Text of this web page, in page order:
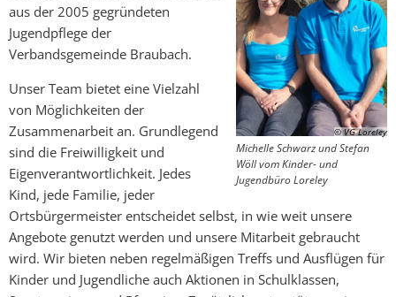
© VG Loreley
Michelle Schwarz und Stefan
Wöll vom Kinder- und
Jugendbüro Loreley
aus der 2005 gegründeten
Jugendpflege der
Verbandsgemeinde Braubach.
Unser Team bietet eine Vielzahl
von Möglichkeiten der
Zusammenarbeit an. Grundlegend
sind die Freiwilligkeit und
Eigenverantwortlichkeit. Jedes
Kind, jede Familie, jeder
Ortsbürgermeister entscheidet selbst, in wie weit unsere
Angebote genutzt werden und unsere Mitarbeit gebraucht
wird. Wir bieten neben regelmäßigen Treffs und Ausflügen für
Kinder und Jugendliche auch Aktionen in Schulklassen,